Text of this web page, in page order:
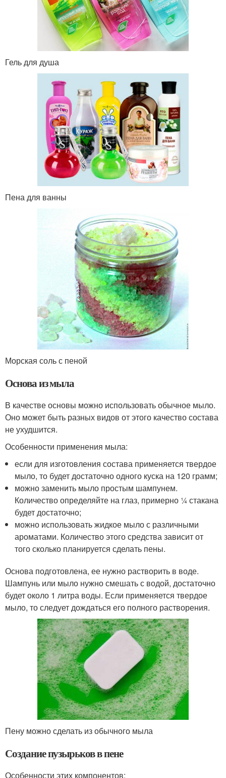
Гель для душа
Пена для ванны
Морская соль с пеной
Основа из мыла
В качестве основы можно использовать обычное мыло.
Оно может быть разных видов от этого качество состава
не ухудшится.
Особенности применения мыла:
если для изготовления состава применяется твердое
мыло, то будет достаточно одного куска на 120 грамм;
можно заменить мыло простым шампунем.
Количество определяйте на глаз, примерно ¼ стакана
будет достаточно;
можно использовать жидкое мыло с различными
ароматами. Количество этого средства зависит от
того сколько планируется сделать пены.
Основа подготовлена, ее нужно растворить в воде.
Шампунь или мыло нужно смешать с водой, достаточно
будет около 1 литра воды. Если применяется твердое
мыло, то следует дождаться его полного растворения.
Пену можно сделать из обычного мыла
Создание пузырьков в пене
Особенности этих компонентов: